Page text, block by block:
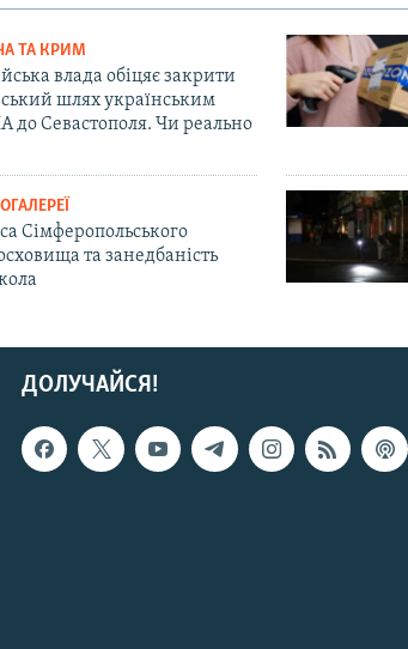
ТА КРИМ
влада обіцяє закрити
шлях українським
до Севастополя. Чи реально
Сімферопольського
та занедбаність
ДОЛУЧАЙСЯ!